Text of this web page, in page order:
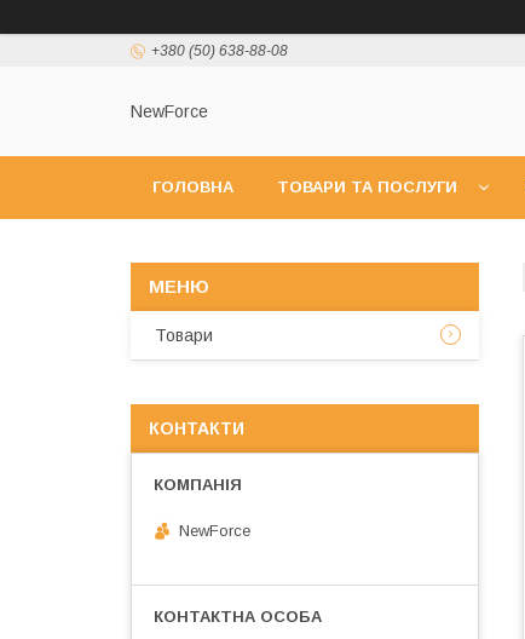
+380 (50) 638-88-08
NewForce
ГОЛОВНА ТОВАРИ ТА ПОСЛУГИ
Товари
КОНТАКТИ
NewForce